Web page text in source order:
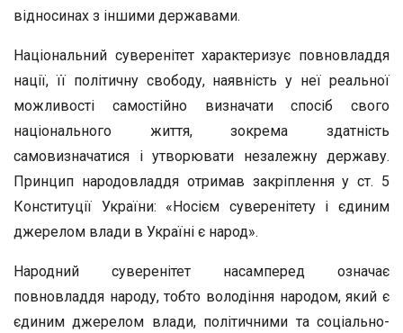
відносинах з іншими державами.
Національний суверенітет характеризує повновладдя
нації, її політичну свободу, наявність у неї реальної
можливості самостійно визначати спосіб свого
національного життя, зокрема здатність
самовизначатися і утворювати незалежну державу.
Принцип народовладдя отримав закріплення у ст. 5
Конституції України: «Носієм суверенітету і єдиним
джерелом влади в Україні є народ».
Народний суверенітет насамперед означає
повновладдя народу, тобто володіння народом, який є
єдиним джерелом влади, політичними та соціально-